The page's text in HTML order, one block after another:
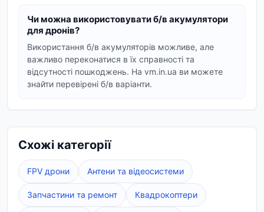
дронів, таких як DJI Mavic, або для
специфічних завдань (наприклад, для FPV
гонок).
Як вибрати акумулятор для дрона?
При виборі акумулятора для вашого дрона
Ємність (mAh):Визначає час польоту
дрона. Чим вища ємність, тим довше дрон
зможе перебувати в повітрі.
Напруга (V) та кількість елементів (S):
Повинна відповідати вимогам вашого
дрона.
Чи можна використовувати б/в акумулятори
для дронів?
Використання б/в акумуляторів можливе, але
важливо переконатися в їх справності та
відсутності пошкоджень. На vm.in.ua ви можете
знайти перевірені б/в варіанти.
Схожі категорії
FPV дрони Антени та відеосистеми
Запчастини та ремонт Квадрокоптери